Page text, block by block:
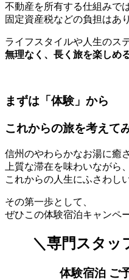
不動産を所有する仕組みで
固定資産税などの負担はあ
ライフスタイルや人生のス
無理なく、長く旅を楽しめ
まずは「体験」から
これからの旅を考えて
信州のやわらかなお湯に癒さ
上質な滞在を味わいながら、
これからの人生にふさわし
その第一歩として、
ぜひこの体験宿泊キャンペ
＼専門スタッ
体験宿泊 ご